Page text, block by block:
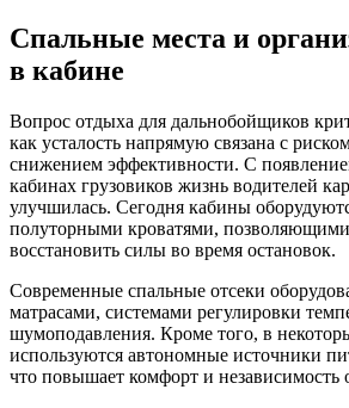
Спальные места и
в кабине
Вопрос отдыха для дальнобойщиков
как усталость напрямую связана с
снижением эффективности. С
кабинах грузовиков жизнь водителей
улучшилась. Сегодня кабины
полуторными кроватями,
восстановить силы во время остановок.
Современные спальные отсеки
матрасами, системами регулировки
шумоподавления. Кроме того, в
используются автономные источники
что повышает комфорт и независимость